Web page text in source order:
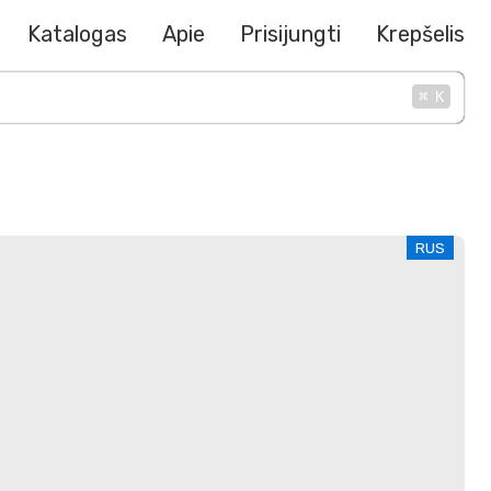
Katalogas Apie Prisijungti Krepšelis
⌘ K
RUS